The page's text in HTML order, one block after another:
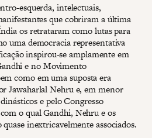
esquerda, intelectuais,
que cobriram a última
os retrataram como lutas para
uma democracia representativa
inspirou-se amplamente em
e no Movimento
como em uma suposta era
Jawaharlal Nehru e, em menor
e pelo Congresso
o qual Gandhi, Nehru e os
quase inextricavelmente associados.